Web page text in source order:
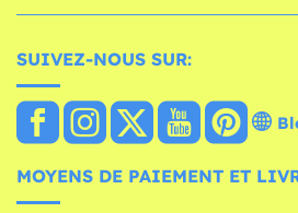
SUIVEZ-NOUS SUR:
MOYENS DE PAIEMENT ET